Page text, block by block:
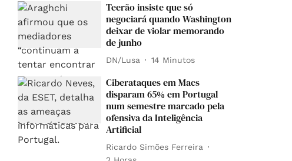
Teerão insiste que só
negociará quando Washington
deixar de violar memorando
de junho
DN/Lusa 14 Minutos
Ciberataques em Macs
disparam 65% em Portugal
num semestre marcado pela
ofensiva da Inteligência
Artificial
Ricardo Simões Ferreira